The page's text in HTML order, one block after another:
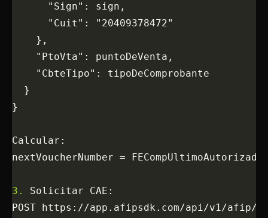
      "Sign": sign,
      "Cuit": "20409378472"
    },
    "PtoVta": puntoDeVenta,
    "CbteTipo": tipoDeComprobante
  }
}
Calcular:
nextVoucherNumber =
3.
Solicitar CAE:
POST https://app.afipsdk.com/api/v1/afip/